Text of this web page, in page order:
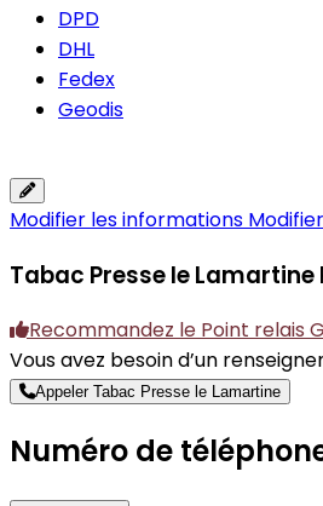
DPD
DHL
Fedex
Geodis
Modifier les informations
Tabac Presse le Lamartine
Recommandez le Point relais
Vous avez besoin d’un
Appeler Tabac Presse le Lamartine
Numéro de